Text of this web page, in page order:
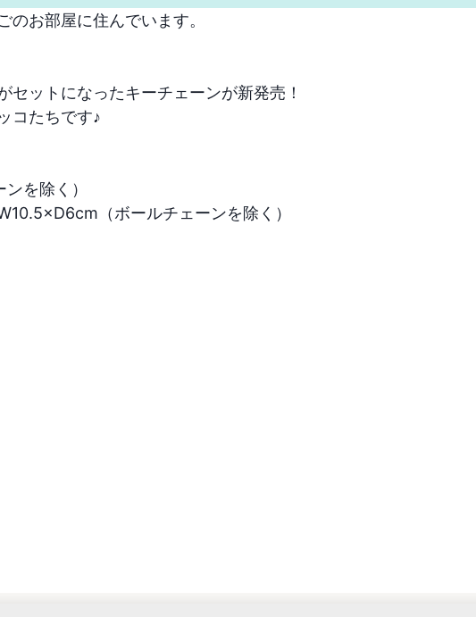
お部屋に住んでいます。
ットになったキーチェーンが新発売！
コたちです♪
を除く）
（ボールチェーンを除く）